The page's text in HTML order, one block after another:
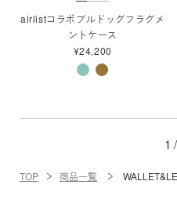
airlistコラボブルドッグフラグメ
ントケース
¥24,200
1 /
TOP 商品一覧